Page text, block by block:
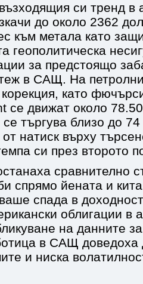
си тренд в
до около 2362
към метала като
геополитическа
за предстоящо
в САЩ. На
като
се движат около
се търгува близо до
натиск върху
си през второто
сравнително
спрямо йената и
спада в
облигации в
на данните
в САЩ доведоха
и ниска